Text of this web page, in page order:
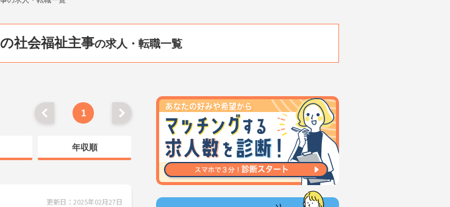
社会福祉主事の求人・転職一覧
1
年収順
更新日：2025年02月27日